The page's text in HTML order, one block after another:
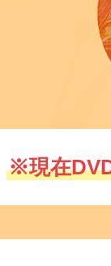
※現在